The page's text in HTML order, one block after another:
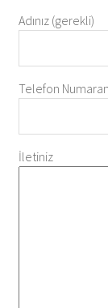
Adınız (gerekli)
Telefon
İletiniz